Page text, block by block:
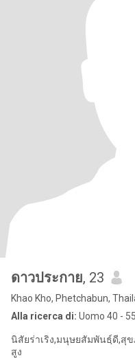
ดาวประกาย, 23
Khao Kho, Phetchabun,
Alla ricerca di: Uomo 40 - 55
นิสัยร่าเริง,มนุษยสัมพันธฺ์ดี,สุ
สูง